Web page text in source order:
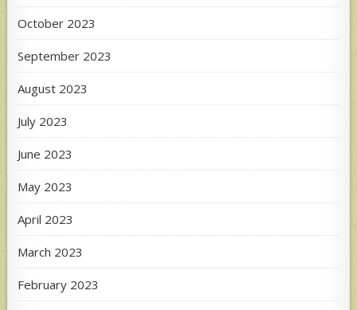
October 2023
September 2023
August 2023
July 2023
June 2023
May 2023
April 2023
March 2023
February 2023